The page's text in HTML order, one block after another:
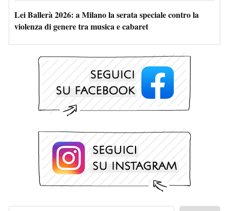
Lei Ballerà 2026: a Milano la serata speciale contro la
violenza di genere tra musica e cabaret